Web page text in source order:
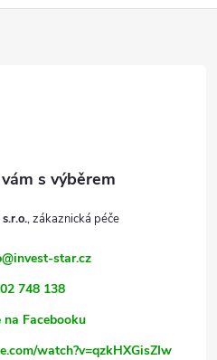
@invest-star.cz
748 138
na Facebooku
watch?v=qzkHXGisZIw